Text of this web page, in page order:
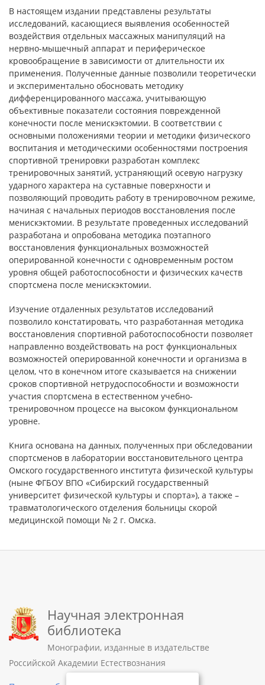
В настоящем издании представлены результаты
исследований, касающиеся выявления особенностей
воздействия отдельных массажных манипуляций на
нервно-мышечный аппарат и периферическое
кровообращение в зависимости от длительности их
применения. Полученные данные позволили теоретически
и экспериментально обосновать методику
дифференцированного массажа, учитывающую
объективные показатели состояния поврежденной
конечности после менискэктомии. В соответствии с
основными положениями теории и методики физического
воспитания и методическими особенностями построения
спортивной тренировки разработан комплекс
тренировочных занятий, устраняющий осевую нагрузку
ударного характера на суставные поверхности и
позволяющий проводить работу в тренировочном режиме,
начиная с начальных периодов восстановления после
менискэктомии. В результате проведенных исследований
разработана и опробована методика поэтапного
восстановления функциональных возможностей
оперированной конечности с одновременным ростом
уровня общей работоспособности и физических качеств
спортсмена после менискэктомии.
Изучение отдаленных результатов исследований
позволило констатировать, что разработанная методика
восстановления спортивной работоспособности позволяет
направленно воздействовать на рост функциональных
возможностей оперированной конечности и организма в
целом, что в конечном итоге сказывается на снижении
сроков спортивной нетрудоспособности и возможности
участия спортсмена в естественном учебно-
тренировочном процессе на высоком функциональном
уровне.
Книга основана на данных, полученных при обследовании
спортсменов в лаборатории восстановительного центра
Омского государственного института физической культуры
(ныне ФГБОУ ВПО «Сибирский государственный
университет физической культуры и спорта»), а также –
травматологического отделения больницы скорой
медицинской помощи № 2 г. Омска.
Научная электронная
библиотека
Монографии, изданные в издательстве
Российской Академии Естествознания